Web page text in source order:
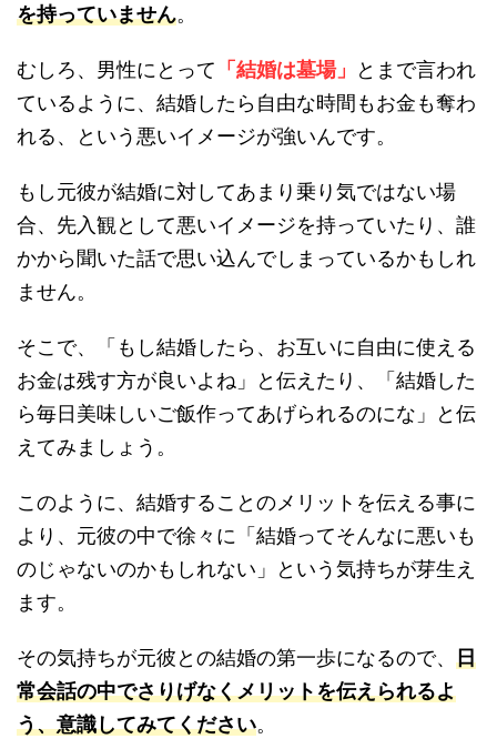
を持っていません。
むしろ、男性にとって 「結婚は墓場」
とまで言われ
ているように、結婚したら自由な時間もお金も奪わ
れる、という悪いイメージが強いんです。
もし元彼が結婚に対してあまり乗り気ではない場
合、先入観として悪いイメージを持っていたり、誰
かから聞いた話で思い込んでしまっているかもしれ
ません。
そこで、「もし結婚したら、お互いに自由に使える
お金は残す方が良いよね」と伝えたり、「結婚した
ら毎日美味しいご飯作ってあげられるのにな」と伝
えてみましょう。
このように、結婚することのメリットを伝える事に
より、元彼の中で徐々に「結婚ってそんなに悪いも
のじゃないのかもしれない」という気持ちが芽生え
ます。
その気持ちが元彼との結婚の第一歩になるので、 日
常会話の中でさりげなくメリットを伝えられるよ
う、意識してみてください。